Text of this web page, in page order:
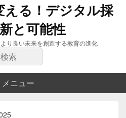
える！デジタル採
と可能性
り良い未来を創造する教育の進化
検
メニュー